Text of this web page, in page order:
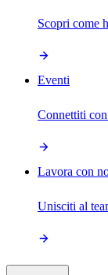
Scopri come
Eventi
Connettiti
Lavora con
Unisciti al